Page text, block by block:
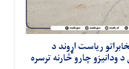
ریاست اړوند د
چارو څارنه ترسره